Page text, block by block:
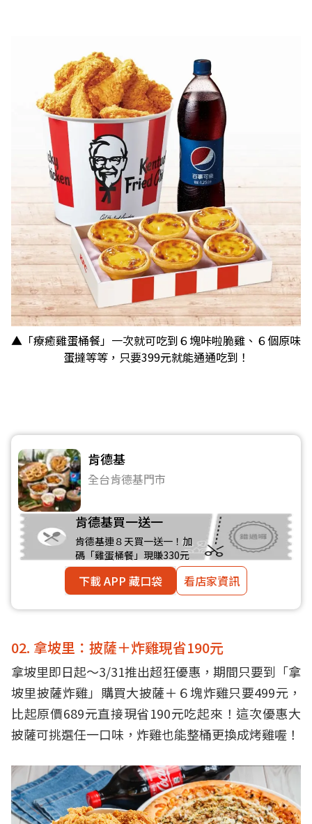
▲「療癒雞蛋桶餐」一次就可吃到６塊咔啦脆雞、６個原味
蛋撻等等，只要399元就能通通吃到！
肯德基
全台肯德基門市
肯德基買一送一
肯德基連８天買一送一！加
碼「雞蛋桶餐」現賺330元
下載 APP 藏口袋 看店家資訊
02. 拿坡里：披薩＋炸雞現省190元
拿坡里即日起～3/31推出超狂優惠，期間只要到「拿
坡里披薩炸雞」購買大披薩＋６塊炸雞只要499元，
比起原價689元直接現省190元吃起來！這次優惠大
披薩可挑選任一口味，炸雞也能整桶更換成烤雞喔！